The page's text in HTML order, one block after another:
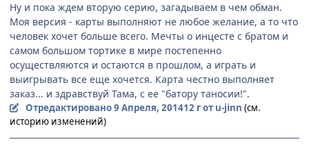
Ну и пока ждем вторую серию, загадываем в чем обман.
Моя версия - карты выполняют не любое желание, а то что
человек хочет больше всего. Мечты о инцесте с братом и
самом большом тортике в мире постепенно
осуществляются и остаются в прошлом, а играть и
выигрывать все еще хочется. Карта честно выполняет
заказ... и здравствуй Тама, с ее "батору таносии!".
Отредактировано9 Апреля, 201412 гот u-jinn (см.
историю изменений)